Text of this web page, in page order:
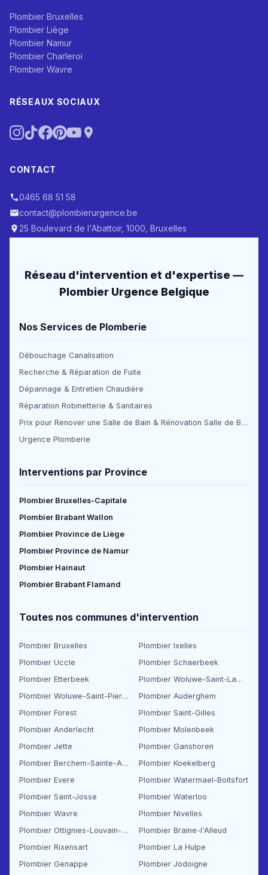
Plombier Bruxelles
Plombier Liège
Plombier Namur
Plombier Charleroi
Plombier Wavre
RÉSEAUX SOCIAUX
CONTACT
0465 68 51 58
contact@plombierurgence.be
25 Boulevard de l'Abattoir, 1000, Bruxelles
Réseau d'intervention et d'expertise —
Plombier Urgence Belgique
Nos Services de Plomberie
Débouchage Canalisation
Recherche & Réparation de Fuite
Dépannage & Entretien Chaudière
Réparation Robinetterie & Sanitaires
Prix pour Renover une Salle de Bain & Rénovation Salle de Bain Prix
Urgence Plomberie
Interventions par Province
Plombier Bruxelles-Capitale
Plombier Brabant Wallon
Plombier Province de Liège
Plombier Province de Namur
Plombier Hainaut
Plombier Brabant Flamand
Toutes nos communes d'intervention
Plombier Bruxelles
Plombier Ixelles
Plombier Uccle
Plombier Schaerbeek
Plombier Etterbeek
Plombier Woluwe-Saint-Lambert
Plombier Woluwe-Saint-Pierre
Plombier Auderghem
Plombier Forest
Plombier Saint-Gilles
Plombier Anderlecht
Plombier Molenbeek
Plombier Jette
Plombier Ganshoren
Plombier Berchem-Sainte-Agathe
Plombier Koekelberg
Plombier Evere
Plombier Watermael-Boitsfort
Plombier Saint-Josse
Plombier Waterloo
Plombier Wavre
Plombier Nivelles
Plombier Ottignies-Louvain-la-Neuve
Plombier Braine-l'Alleud
Plombier Rixensart
Plombier La Hulpe
Plombier Genappe
Plombier Jodoigne